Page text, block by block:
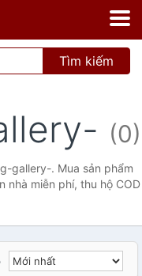
Tìm kiếm
(0)
gallery-. Mua sản phẩm
nhà miễn phí, thu hộ COD